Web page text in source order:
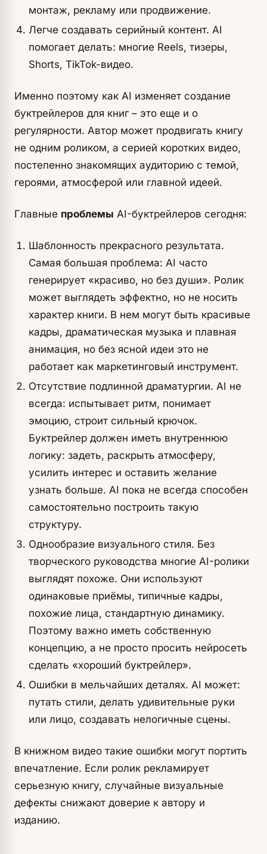
монтаж, рекламу или продвижение.
Легче создавать серийный контент. AI
помогает делать: многие Reels, тизеры,
Shorts, TikTok-видео.
Именно поэтому как AI изменяет создание
буктрейлеров для книг – это еще и о
регулярности. Автор может продвигать книгу
не одним роликом, а серией коротких видео,
постепенно знакомящих аудиторию с темой,
героями, атмосферой или главной идеей.
Главные проблемы AI-буктрейлеров сегодня:
Шаблонность прекрасного результата.
Самая большая проблема: AI часто
генерирует «красиво, но без души». Ролик
может выглядеть эффектно, но не носить
характер книги. В нем могут быть красивые
кадры, драматическая музыка и плавная
анимация, но без ясной идеи это не
работает как маркетинговый инструмент.
Отсутствие подлинной драматургии. AI не
всегда: испытывает ритм, понимает
эмоцию, строит сильный крючок.
Буктрейлер должен иметь внутреннюю
логику: задеть, раскрыть атмосферу,
усилить интерес и оставить желание
узнать больше. AI пока не всегда способен
самостоятельно построить такую ​​
структуру.
Однообразие визуального стиля. Без
творческого руководства многие AI-ролики
выглядят похоже. Они используют
одинаковые приёмы, типичные кадры,
похожие лица, стандартную динамику.
Поэтому важно иметь собственную
концепцию, а не просто просить нейросеть
сделать «хороший буктрейлер».
Ошибки в мельчайших деталях. AI может:
путать стили, делать удивительные руки
или лицо, создавать нелогичные сцены.
В книжном видео такие ошибки могут портить
впечатление. Если ролик рекламирует
серьезную книгу, случайные визуальные
дефекты снижают доверие к автору и
изданию.